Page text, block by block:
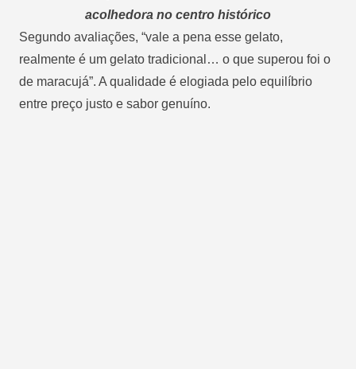
acolhedora no centro histórico
Segundo avaliações, “vale a pena esse gelato,
realmente é um gelato tradicional… o que superou foi o
de maracujá”. A qualidade é elogiada pelo equilíbrio
entre preço justo e sabor genuíno.